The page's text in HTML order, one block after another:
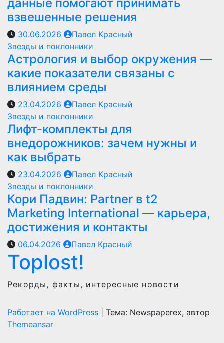
взвешенные решения
30.06.2026
Павел Красный
Звезды и поклонники
Астрология и выбор окружения —
какие показатели связаны с
влиянием среды
23.04.2026
Павел Красный
Звезды и поклонники
Лифт-комплекты для
внедорожников: зачем нужны и
как выбрать
23.04.2026
Павел Красный
Звезды и поклонники
Кори Падвин: Partner в t2
Marketing International — карьера,
достижения и контакты
06.04.2026 Павел Красный
Toplost!
Рекорды, факты, интересные новости
Работает на WordPress
Тема: Newspaperex, автор
Themeansar